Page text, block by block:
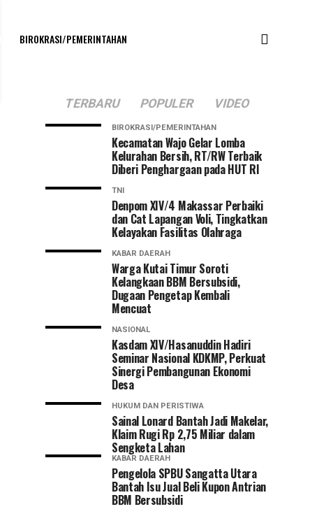
BIROKRASI/PEMERINTAHAN
TERBARU POPULER VIDEO
BIROKRASI/PEMERINTAHAN
Kecamatan Wajo Gelar Lomba
Kelurahan Bersih, RT/RW Terbaik
Diberi Penghargaan pada HUT RI
TNI
Denpom XIV/4 Makassar Perbaiki
dan Cat Lapangan Voli, Tingkatkan
Kelayakan Fasilitas Olahraga
KABAR DAERAH
Warga Kutai Timur Soroti
Kelangkaan BBM Bersubsidi,
Dugaan Pengetap Kembali
Mencuat
NASIONAL
Kasdam XIV/Hasanuddin Hadiri
Seminar Nasional KDKMP, Perkuat
Sinergi Pembangunan Ekonomi
Desa
HUKUM DAN PERISTIWA
Sainal Lonard Bantah Jadi Makelar,
Klaim Rugi Rp 2,75 Miliar dalam
Sengketa Lahan
KABAR DAERAH
Pengelola SPBU Sangatta Utara
Bantah Isu Jual Beli Kupon Antrian
BBM Bersubsidi